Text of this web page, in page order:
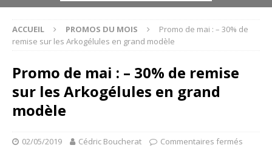
ACCUEIL PROMOS DU MOIS
Promo de mai : – 30% de
remise sur les Arkogélules en grand modèle
Promo de mai : – 30% de remise
sur les Arkogélules en grand
modèle
02/05/2019 Cédric Boucherat Commentaires fermés